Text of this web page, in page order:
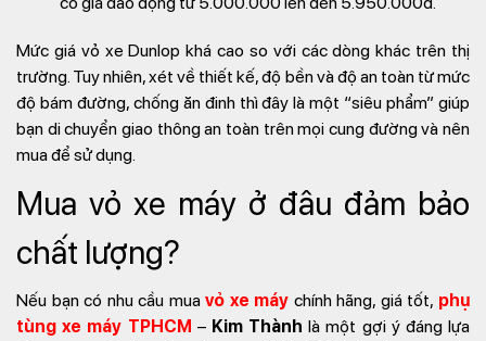
Mức giá vỏ xe Dunlop khá cao so với các dòng khác trên thị
trường. Tuy nhiên, xét về thiết kế, độ bền và độ an toàn từ mức
độ bám đường, chống ăn đinh thì đây là một “siêu phẩm” giúp
bạn di chuyển giao thông an toàn trên mọi cung đường và nên
mua để sử dụng.
Mua vỏ xe máy ở đâu đảm bảo
chất lượng?
Nếu bạn có nhu cầu muavỏ xe máy chính hãng, giá tốt, phụ
tùng xe máy TPHCM – Kim Thành là một gợi ý đáng lựa